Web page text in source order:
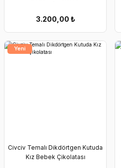
3.200,00₺
Yeni
Civciv Temalı Dikdörtgen Kutuda
Kız Bebek Çikolatası